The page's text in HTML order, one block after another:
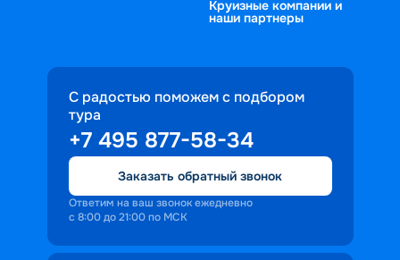
Круизные компании и
наши партнеры
С радостью поможем с подбором
тура
+7 495 877-58-34
Заказать обратный звонок
Ответим на ваш звонок ежедневно
с 8:00 до 21:00 по МСК